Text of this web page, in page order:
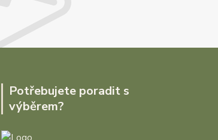
Potřebujete poradit s
výběrem?